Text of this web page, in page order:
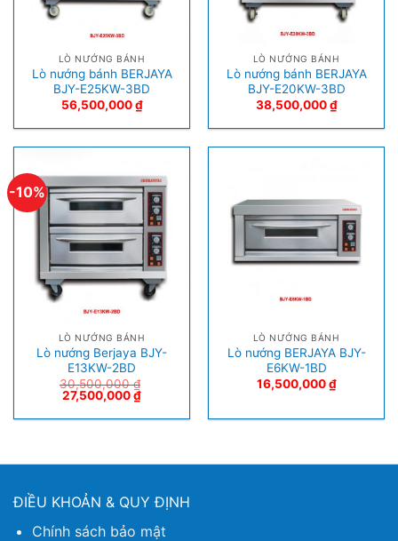
LÒ NƯỚNG BÁNH
Lò nướng bánh BERJAYA
BJY-E25KW-3BD
56,500,000₫
LÒ NƯỚNG BÁNH
Lò nướng bánh BERJAYA
BJY-E20KW-3BD
38,500,000₫
-10%
LÒ NƯỚNG BÁNH
Lò nướng Berjaya BJY-
E13KW-2BD
30,500,000₫
27,500,000₫
LÒ NƯỚNG BÁNH
Lò nướng BERJAYA BJY-
E6KW-1BD
16,500,000₫
ĐIỀU KHOẢN & QUY ĐỊNH
Chính sách bảo mật